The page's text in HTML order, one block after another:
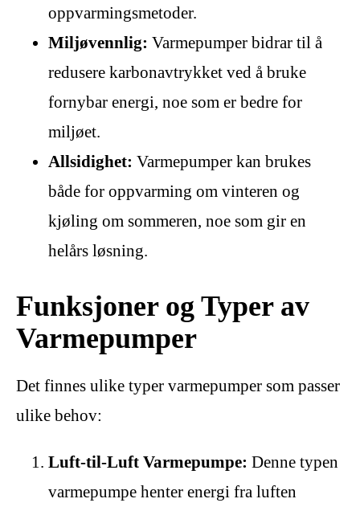
oppvarmingsmetoder.
Miljøvennlig: Varmepumper bidrar til å
redusere karbonavtrykket ved å bruke
fornybar energi, noe som er bedre for
miljøet.
Allsidighet: Varmepumper kan brukes
både for oppvarming om vinteren og
kjøling om sommeren, noe som gir en
helårs løsning.
Funksjoner og Typer av
Varmepumper
Det finnes ulike typer varmepumper som passer
ulike behov:
Luft-til-Luft Varmepumpe: Denne typen
varmepumpe henter energi fra luften